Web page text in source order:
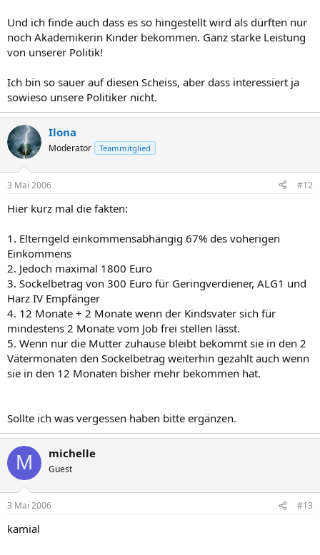
Und ich finde auch dass es so hingestellt wird als dürften nur
noch Akademikerin Kinder bekommen. Ganz starke Leistung
von unserer Politik!
Ich bin so sauer auf diesen Scheiss, aber dass interessiert ja
sowieso unsere Politiker nicht.
Ilona
Moderator Teammitglied
3 Mai 2006 #12
Hier kurz mal die fakten:
1. Elterngeld einkommensabhängig 67% des voherigen
Einkommens
2. Jedoch maximal 1800 Euro
3. Sockelbetrag von 300 Euro für Geringverdiener, ALG1 und
Harz IV Empfänger
4. 12 Monate + 2 Monate wenn der Kindsvater sich für
mindestens 2 Monate vom Job frei stellen lässt.
5. Wenn nur die Mutter zuhause bleibt bekommt sie in den 2
Vätermonaten den Sockelbetrag weiterhin gezahlt auch wenn
sie in den 12 Monaten bisher mehr bekommen hat.
Sollte ich was vergessen haben bitte ergänzen.
M michelle
Guest
3 Mai 2006 #13
kamial